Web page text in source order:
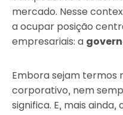
mercado. Nesse
a ocupar posição
empresariais: a
Embora sejam termos
corporativo, nem
significa. E, mais